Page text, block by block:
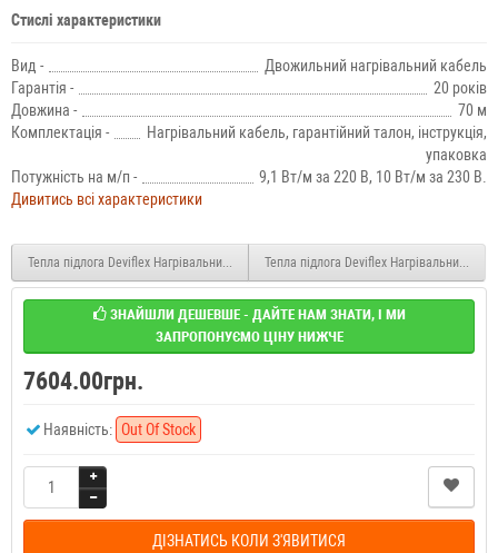
Стислі характеристики
Вид -
Двожильний нагрівальний кабель
Гарантія -
20 років
Довжина -
70 м
Комплектація -
Нагрівальний кабель, гарантійний талон, інструкція,
упаковка
Потужність на м/п -
9,1 Вт/м за 220 В, 10 Вт/м за 230 В.
Дивитись всі характеристики
Тепла підлога Deviflex Нагрівальний кабель 10T 600 Вт 60мТепла підлога Deviflex Нагрівальний
ЗНАЙШЛИ ДЕШЕВШЕ - ДАЙТЕ НАМ ЗНАТИ, І МИ
ЗАПРОПОНУЄМО ЦІНУ НИЖЧЕ
7604.00грн.
Наявність: Out Of Stock
ДІЗНАТИСЬ КОЛИ З'ЯВИТИСЯ